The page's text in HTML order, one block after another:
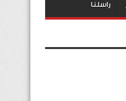
راسلنا